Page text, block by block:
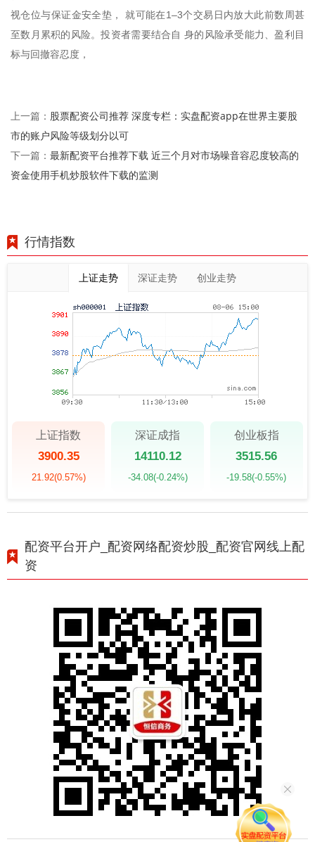
视仓位与保证金安全垫， 就可能在1–3个交易日内放大此前数周甚
至数月累积的风险。投资者需要结合自 身的风险承受能力、盈利目
标与回撤容忍度，
上一篇： 股票配资公司推荐 深度专栏：实盘配资app在世界主要股
市的账户风险等级划分以可
下一篇： 最新配资平台推荐下载 近三个月对市场噪音容忍度较高的
资金使用手机炒股软件下载的监测
行情指数
上证走势 深证走势 创业走势
上证指数
3900.35
21.92(0.57%)
深证成指
14110.12
-34.08(-0.24%)
创业板指
3515.56
-19.58(-0.55%)
配资平台开户_配资网络配资炒股_配资官网线上配
资